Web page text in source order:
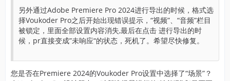
另外通过Adobe Premiere Pro 2024进行导出的时候，格式选
择Voukoder Pro之后开始出现错误提示，“视频”、“音频”栏目
被锁定，里面全部设置内容消失,最后在点击 进行导出的时
候，pr直接变成”未响应“的状态，死机了。希望尽快修复。
您是否在Premiere 2024的Voukoder Pro设置中选择了“场景”？